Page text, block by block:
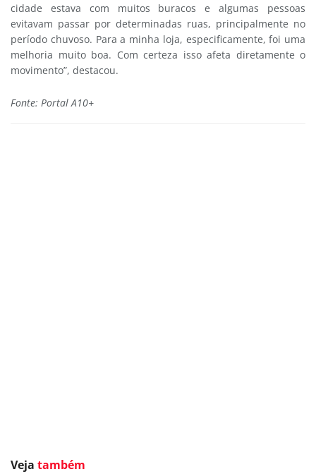
cidade estava com muitos buracos e algumas pessoas
evitavam passar por determinadas ruas, principalmente no
período chuvoso. Para a minha loja, especificamente, foi uma
melhoria muito boa. Com certeza isso afeta diretamente o
movimento”, destacou.
Fonte: Portal A10+
Veja também